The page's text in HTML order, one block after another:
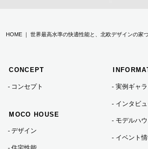
2024年04月 (1)
2024年01月 (1)
HOME ｜ 世界最高水準の快適性能と、北欧デザインの家
CONCEPT
コンセプト
MOCO HOUSE
デザイン
実例ギャ
インタビ
モデルハ
イベント